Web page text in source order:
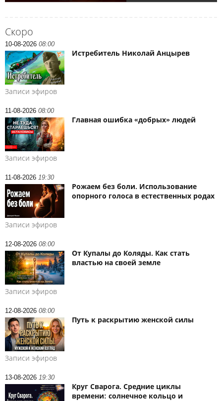
Скоро
10-08-2026 08:00
Истребитель Николай Анцырев
Записи эфиров
11-08-2026 08:00
Главная ошибка «добрых» людей
Записи эфиров
11-08-2026 19:30
Рожаем без боли. Использование
опорного голоса в естественных родах
Записи эфиров
12-08-2026 08:00
От Купалы до Коляды. Как стать
властью на своей земле
Записи эфиров
12-08-2026 08:00
Путь к раскрытию женской силы
Записи эфиров
13-08-2026 19:30
Круг Сварога. Средние циклы
времени: солнечное кольцо и